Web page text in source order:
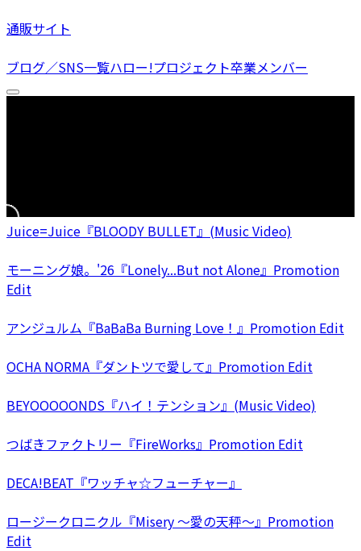
通販サイト
ブログ／SNS一覧ハロー!プロジェクト卒業メンバー
Juice=Juice『BLOODY BULLET』(Music Video)
モーニング娘。'26『Lonely...But not Alone』Promotion
Edit
アンジュルム『BaBaBa Burning Love！』Promotion Edit
OCHA NORMA『ダントツで愛して』Promotion Edit
BEYOOOOONDS『ハイ！テンション』(Music Video)
つばきファクトリー『FireWorks』Promotion Edit
DECA!BEAT『ワッチャ☆フューチャー』
ロージークロニクル『Misery ～愛の天秤～』Promotion
Edit